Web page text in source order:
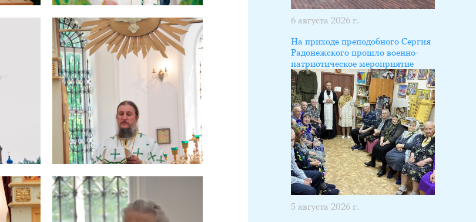
6 августа 2026 г.
На приходе преподобного Сергия
Радонежского прошло военно-
патриотическое мероприятие
5 августа 2026 г.